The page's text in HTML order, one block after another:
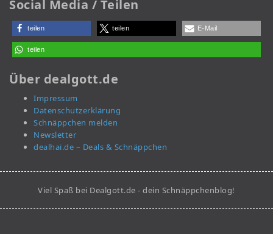
Social Media / Teilen
teilen teilen E-Mail
teilen
Über dealgott.de
Impressum
Datenschutzerklärung
Schnäppchen melden
Newsletter
dealhai.de – Deals & Schnäppchen
Viel Spaß bei Dealgott.de - dein Schnäppchenblog!